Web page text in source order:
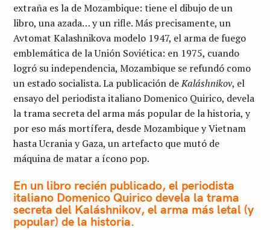
extraña es la de Mozambique: tiene el dibujo de un
libro, una azada… y un rifle. Más precisamente, un
Avtomat Kalashnikova modelo 1947, el arma de fuego
emblemática de la Unión Soviética: en 1975, cuando
logró su independencia, Mozambique se refundó como
un estado socialista. La publicación deKaláshnikov, el
ensayo del periodista italiano Domenico Quirico, devela
la trama secreta del arma más popular de la historia, y
por eso más mortífera, desde Mozambique y Vietnam
hasta Ucrania y Gaza, un artefacto que mutó de
máquina de matar a ícono pop.
En un libro recién publicado, el periodista
italiano Domenico Quirico devela la trama
secreta del Kaláshnikov, el arma más letal (y
popular) de la historia.